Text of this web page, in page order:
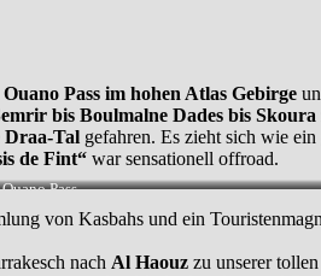
Pass im hohen Atlas Gebirge
bis Boulmalne Dades bis Skoura
Draa-Tal gefahren. Es zieht sich wie
de Fint“ war sensationell offroad.
Pass.
von Kasbahs und ein
nach Al Haouz zu unserer